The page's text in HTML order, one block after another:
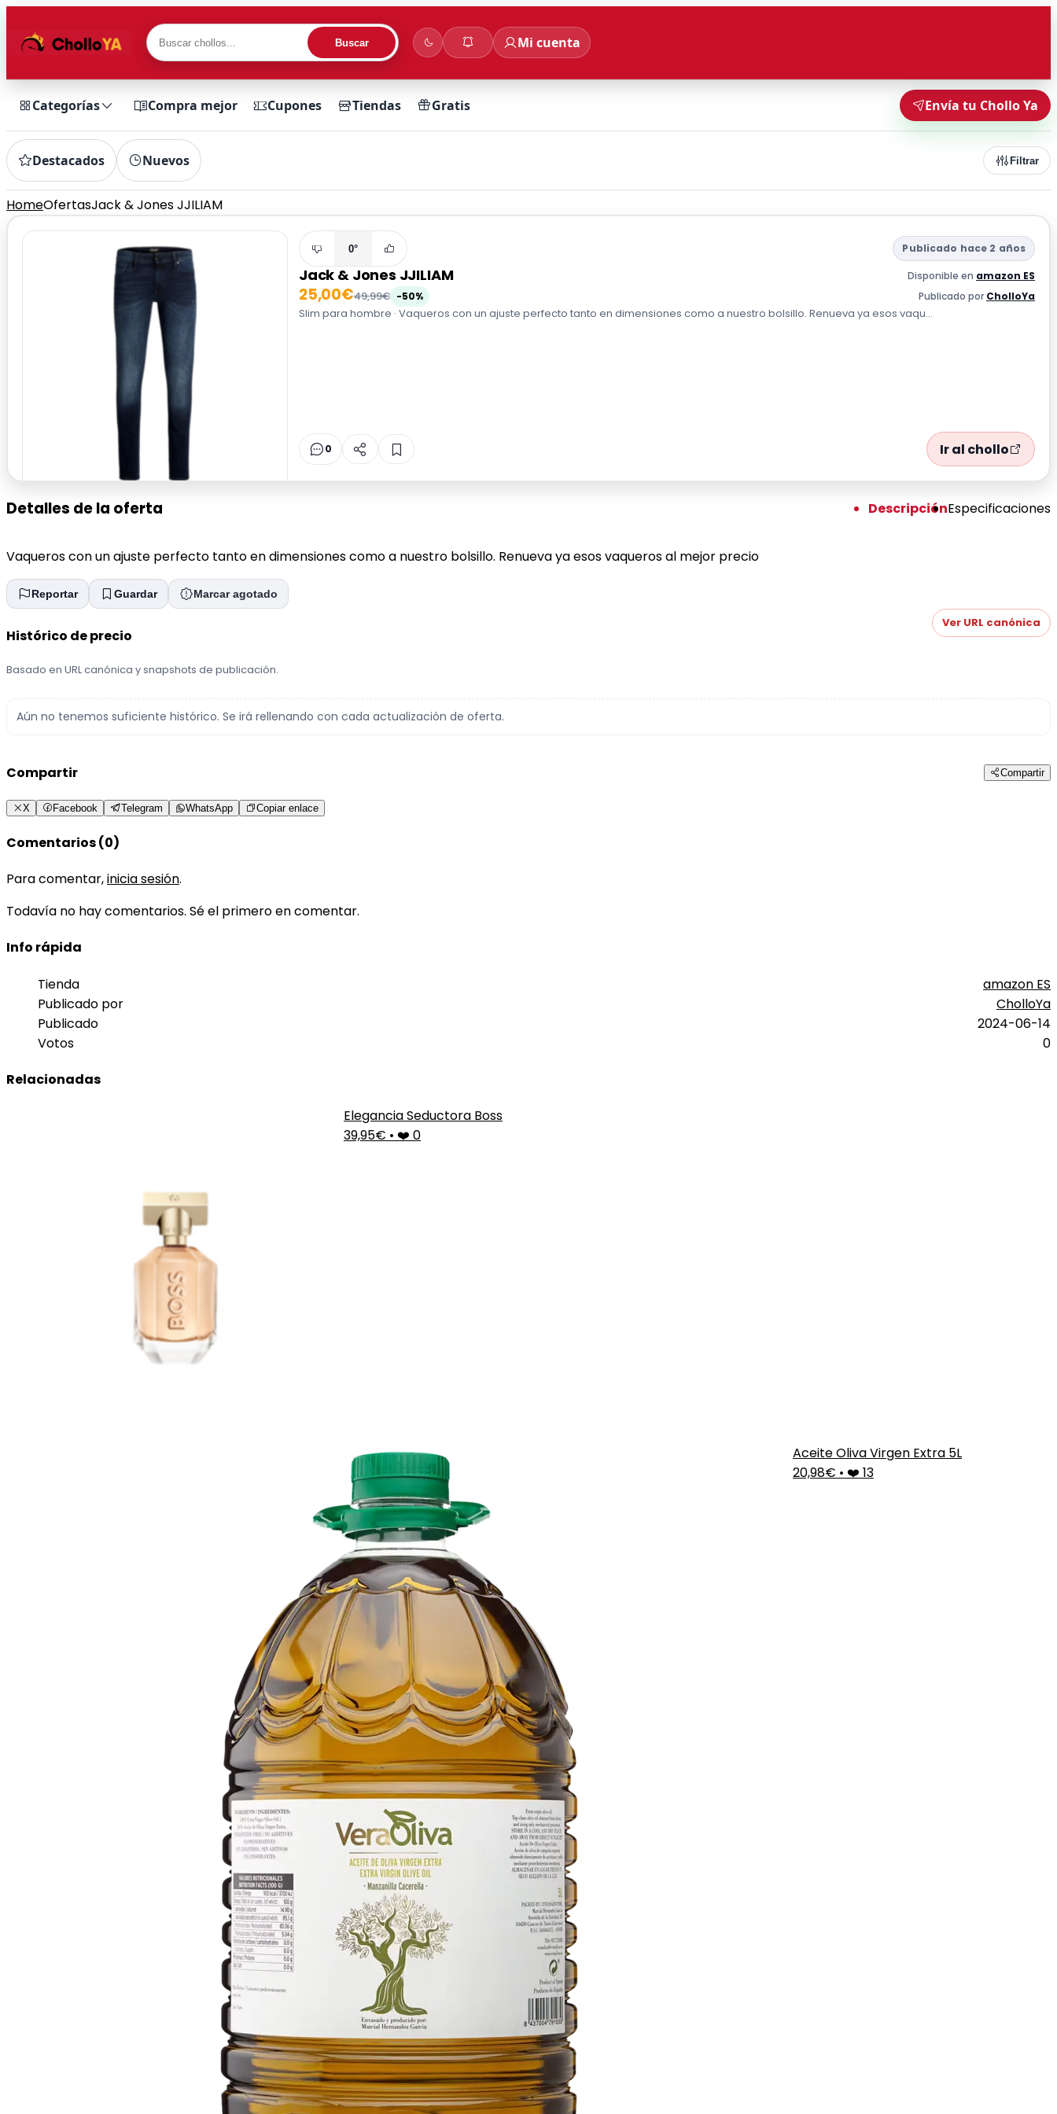
Buscar Mi cuenta
Categorías Compra mejor Cupones Tiendas Gratis Envía tu Chollo Ya
Destacados Nuevos Filtrar
HomeOfertasJack & Jones JJILIAM
0° Publicado hace 2 años
Jack & Jones JJILIAM Disponible en amazon ES
25,00€49,99€ -50% Publicado por CholloYa
Slim para hombre · Vaqueros con un ajuste perfecto tanto en dimensiones como a nuestro bolsillo. Renueva ya esos vaqu...
0 Ir al chollo
Detalles de la oferta DescripciónEspecificaciones
Vaqueros con un ajuste perfecto tanto en dimensiones como a nuestro bolsillo. Renueva ya esos vaqueros al mejor precio
Reportar Guardar Marcar agotado
Histórico de precio
Basado en URL canónica y snapshots de publicación.
Ver URL canónica
Aún no tenemos suficiente histórico. Se irá rellenando con cada actualización de oferta.
Compartir Compartir
X Facebook Telegram WhatsApp Copiar enlace
Comentarios (0)
Para comentar,inicia sesión.
Todavía no hay comentarios. Sé el primero en comentar.
Info rápida
Tienda
amazon ES
Publicado por
CholloYa
Publicado
2024-06-14
Votos
0
Relacionadas
Elegancia Seductora Boss
39,95€ • ❤️ 0
Aceite Oliva Virgen Extra 5L
20,98€ • ❤️ 13